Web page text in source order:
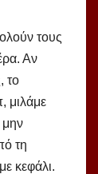
τους
Αν
το
μιλάμε
μην
τη
κεφάλι.